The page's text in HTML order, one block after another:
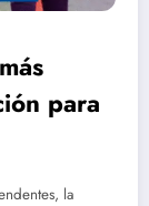
para
la